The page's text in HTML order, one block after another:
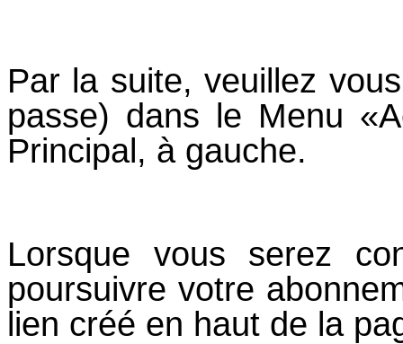
Par la suite, veuillez
passe) dans le Menu
Principal, à gauche.
Lorsque vous serez
poursuivre votre
lien créé en haut de la